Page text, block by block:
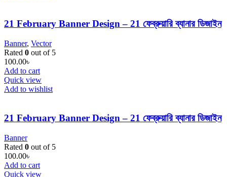
21 February Banner Design – 21 ফেব্রুয়ারি ব্যানার ডিজাইন
Banner, Vector
Rated 0 out of 5
100.00৳
Add to cart
Quick view
Add to wishlist
21 February Banner Design – 21 ফেব্রুয়ারি ব্যানার ডিজাইন
Banner
Rated 0 out of 5
100.00৳
Add to cart
Quick view